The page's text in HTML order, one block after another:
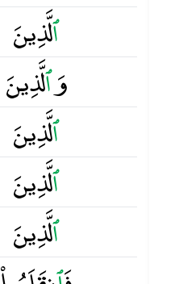
ٱلَّذِينَ
وَٱلَّذِينَ
ٱلَّذِينَ
ٱلَّذِينَ
ٱلَّذِينَ